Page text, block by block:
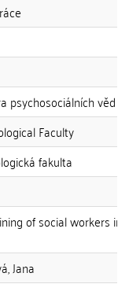
psychosociálních věd
Faculty
fakulta
of social workers in
Jana